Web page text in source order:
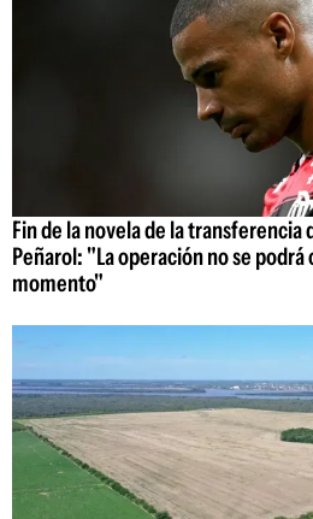
Fin de la novela de la transferencia
Peñarol: "La operación no se
momento"